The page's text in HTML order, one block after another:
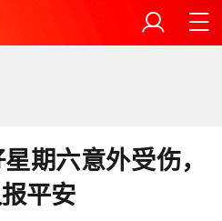
期六意外受伤，
平安